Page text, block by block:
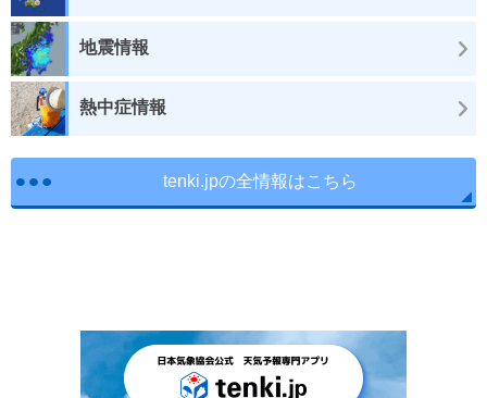
地震情報
熱中症情報
tenki.jpの全情報はこちら